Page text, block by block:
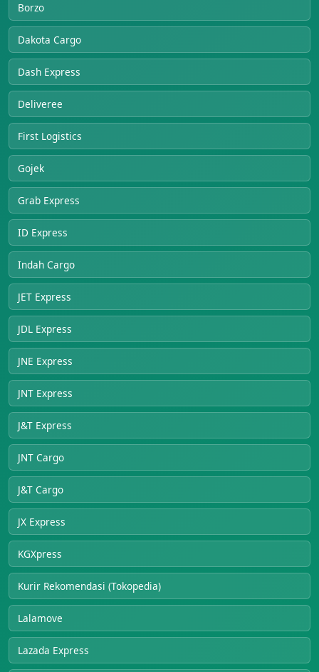
Borzo
Dakota Cargo
Dash Express
Deliveree
First Logistics
Gojek
Grab Express
ID Express
Indah Cargo
JET Express
JDL Express
JNE Express
JNT Express
J&T Express
JNT Cargo
J&T Cargo
JX Express
KGXpress
Kurir Rekomendasi (Tokopedia)
Lalamove
Lazada Express